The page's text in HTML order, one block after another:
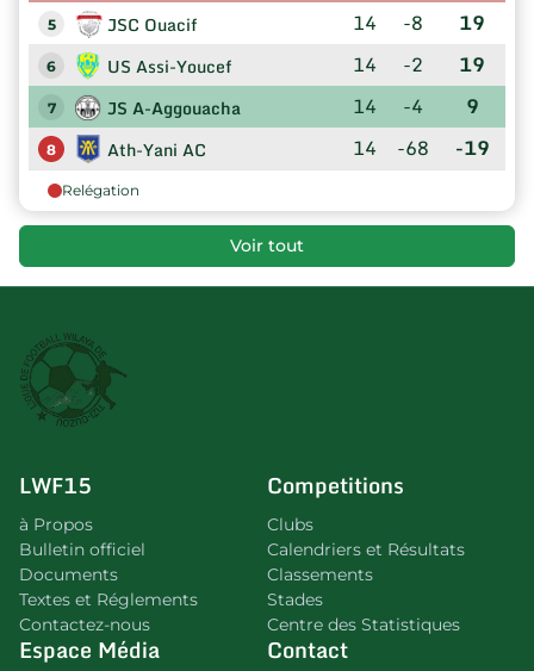
5 JSC Ouacif 14 -8 19
6 US Assi-Youcef 14 -2 19
7 JS A-Aggouacha 14 -4 9
8 Ath-Yani AC 14 -68 -19
Relégation
Voir tout
LWF15
à Propos
Bulletin officiel
Documents
Textes et Réglements
Contactez-nous
Competitions
Clubs
Calendriers et Résultats
Classements
Stades
Centre des Statistiques
Espace Média Contact